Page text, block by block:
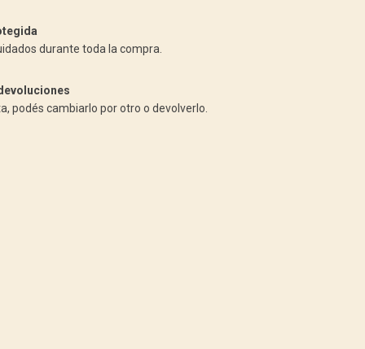
durante toda la compra.
podés cambiarlo por otro o devolverlo.